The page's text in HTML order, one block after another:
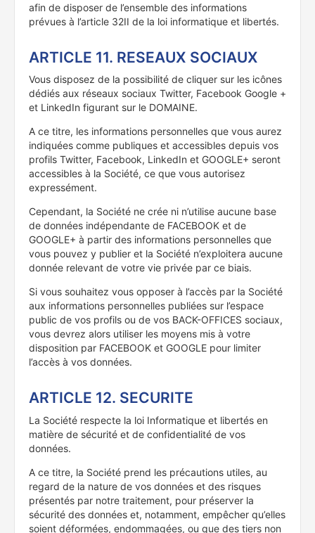
afin de disposer de l’ensemble des informations
prévues à l’article 32II de la loi informatique et libertés.
ARTICLE 11. RESEAUX SOCIAUX
Vous disposez de la possibilité de cliquer sur les icônes
dédiés aux réseaux sociaux Twitter, Facebook Google +
et LinkedIn figurant sur le DOMAINE.
A ce titre, les informations personnelles que vous aurez
indiquées comme publiques et accessibles depuis vos
profils Twitter, Facebook, LinkedIn et GOOGLE+ seront
accessibles à la Société, ce que vous autorisez
expressément.
Cependant, la Société ne crée ni n’utilise aucune base
de données indépendante de FACEBOOK et de
GOOGLE+ à partir des informations personnelles que
vous pouvez y publier et la Société n’exploitera aucune
donnée relevant de votre vie privée par ce biais.
Si vous souhaitez vous opposer à l’accès par la Société
aux informations personnelles publiées sur l’espace
public de vos profils ou de vos BACK-OFFICES sociaux,
vous devrez alors utiliser les moyens mis à votre
disposition par FACEBOOK et GOOGLE pour limiter
l’accès à vos données.
ARTICLE 12. SECURITE
La Société respecte la loi Informatique et libertés en
matière de sécurité et de confidentialité de vos
données.
A ce titre, la Société prend les précautions utiles, au
regard de la nature de vos données et des risques
présentés par notre traitement, pour préserver la
sécurité des données et, notamment, empêcher qu’elles
soient déformées, endommagées, ou que des tiers non